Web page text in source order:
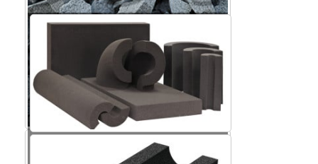
Крошка пеностекла